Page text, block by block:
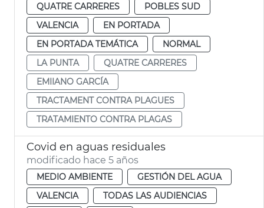
QUATRE CARRERES
POBLES SUD
VALENCIA
EN PORTADA
EN PORTADA TEMÁTICA
NORMAL
LA PUNTA
QUATRE CARRERES
EMIIANO GARCÍA
TRACTAMENT CONTRA PLAGUES
TRATAMIENTO CONTRA PLAGAS
Covid en aguas residuales
modificado hace 5 años
MEDIO AMBIENTE
GESTIÓN DEL AGUA
VALENCIA
TODAS LAS AUDIENCIAS